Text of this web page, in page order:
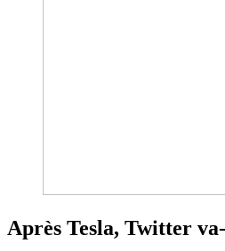
Après Tesla, Twitter